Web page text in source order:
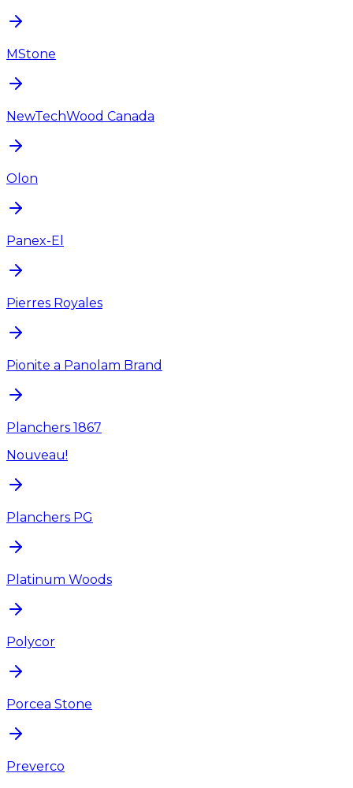
MStone
NewTechWood Canada
Olon
Panex-El
Pierres Royales
Pionite a Panolam Brand
Planchers 1867
Nouveau!
Planchers PG
Platinum Woods
Polycor
Porcea Stone
Preverco